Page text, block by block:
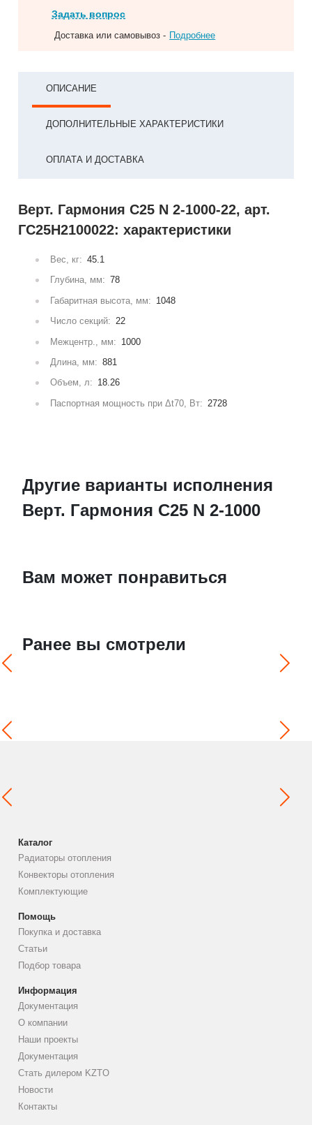
Задать вопрос
Доставка или самовывоз - Подробнее
ОПИСАНИЕ
ДОПОЛНИТЕЛЬНЫЕ ХАРАКТЕРИСТИКИ
ОПЛАТА И ДОСТАВКА
Верт. Гармония С25 N 2-1000-22, арт.
ГС25Н2100022: характеристики
Вес, кг: 45.1
Глубина, мм: 78
Габаритная высота, мм: 1048
Число секций: 22
Межцентр., мм: 1000
Длина, мм: 881
Объем, л: 18.26
Паспортная мощность при Δt70, Вт: 2728
Другие варианты исполнения
Верт. Гармония С25 N 2-1000
Вам может понравиться
Ранее вы смотрели
Каталог
Радиаторы отопления
Конвекторы отопления
Комплектующие
Помощь
Покупка и доставка
Статьи
Подбор товара
Информация
Документация
О компании
Наши проекты
Документация
Стать дилером KZTO
Новости
Контакты